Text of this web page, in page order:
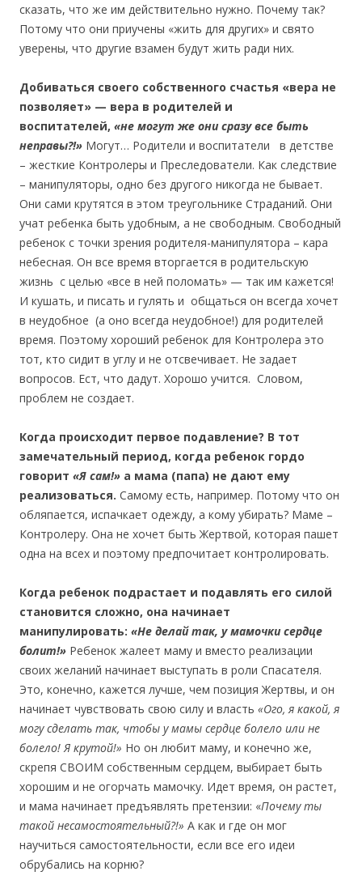
сказать, что же им действительно нужно. Почему так?
Потому что они приучены «жить для других» и свято
уверены, что другие взамен будут жить ради них.
Добиваться своего собственного счастья «вера не
позволяет» — вера в родителей и
воспитателей, «не могут же они сразу все быть
неправы?!» Могут… Родители и воспитатели в детстве
– жесткие Контролеры и Преследователи. Как следствие
– манипуляторы, одно без другого никогда не бывает.
Они сами крутятся в этом треугольнике Страданий. Они
учат ребенка быть удобным, а не свободным. Свободный
ребенок с точки зрения родителя-манипулятора – кара
небесная. Он все время вторгается в родительскую
жизнь с целью «все в ней поломать» — так им кажется!
И кушать, и писать и гулять и общаться он всегда хочет
в неудобное (а оно всегда неудобное!) для родителей
время. Поэтому хороший ребенок для Контролера это
тот, кто сидит в углу и не отсвечивает. Не задает
вопросов. Ест, что дадут. Хорошо учится. Словом,
проблем не создает.
Когда происходит первое подавление? В тот
замечательный период, когда ребенок гордо
говорит «Я сам!» а мама (папа) не дают ему
реализоваться. Самому есть, например. Потому что он
обляпается, испачкает одежду, а кому убирать? Маме –
Контролеру. Она не хочет быть Жертвой, которая пашет
одна на всех и поэтому предпочитает контролировать.
Когда ребенок подрастает и подавлять его силой
становится сложно, она начинает
манипулировать: «Не делай так, у мамочки сердце
болит!» Ребенок жалеет маму и вместо реализации
своих желаний начинает выступать в роли Спасателя.
Это, конечно, кажется лучше, чем позиция Жертвы, и он
начинает чувствовать свою силу и власть «Ого, я какой, я
могу сделать так, чтобы у мамы сердце болело или не
болело! Я крутой!» Но он любит маму, и конечно же,
скрепя СВОИМ собственным сердцем, выбирает быть
хорошим и не огорчать мамочку. Идет время, он растет,
и мама начинает предъявлять претензии: «Почему ты
такой несамостоятельный?!» А как и где он мог
научиться самостоятельности, если все его идеи
обрубались на корню?